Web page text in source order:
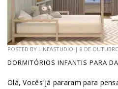
POSTED BY LINEASTUDIO | 8 DE
DORMITÓRIOS INFANTIS PARA
Olá, Vocês já pararam para